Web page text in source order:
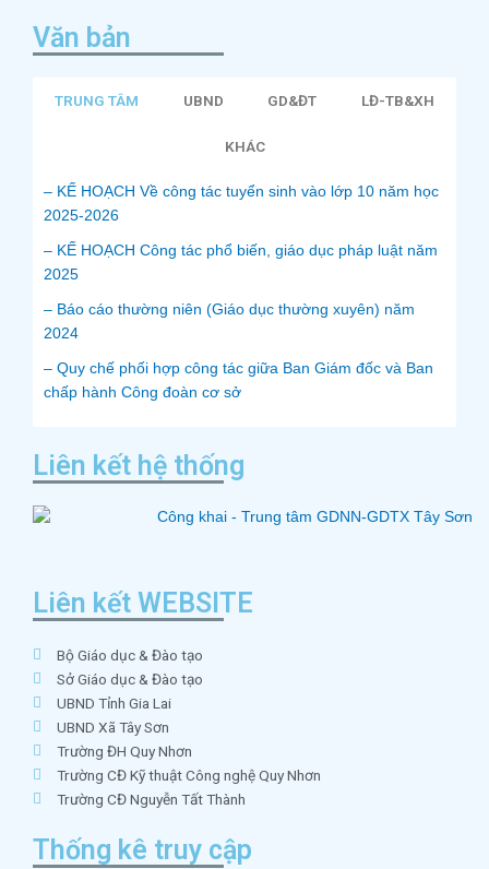
Văn bản
TRUNG TÂM UBND GD&ĐT LĐ-TB&XH
KHÁC
– KẾ HOẠCH Về công tác tuyển sinh vào lớp 10 năm học
2025-2026
– KẾ HOẠCH Công tác phổ biến, giáo dục pháp luật năm
2025
– Báo cáo thường niên (Giáo dục thường xuyên) năm
2024
– Quy chế phối hợp công tác giữa Ban Giám đốc và Ban
chấp hành Công đoàn cơ sở
Liên kết hệ thống
Liên kết WEBSITE
Bộ Giáo dục & Đào tạo
Sở Giáo dục & Đào tạo
UBND Tỉnh Gia Lai
UBND Xã Tây Sơn
Trường ĐH Quy Nhơn
Trường CĐ Kỹ thuật Công nghệ Quy Nhơn
Trường CĐ Nguyễn Tất Thành
Thống kê truy cập